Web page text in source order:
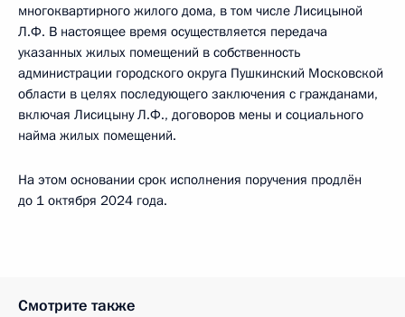
многоквартирного жилого дома, в том числе Лисицыной
Л.Ф. В настоящее время осуществляется передача
указанных жилых помещений в собственность
администрации городского округа Пушкинский Московской
области в целях последующего заключения с гражданами,
включая Лисицыну Л.Ф., договоров мены и социального
найма жилых помещений.
На этом основании срок исполнения поручения продлён
до 1 октября 2024 года.
Смотрите также